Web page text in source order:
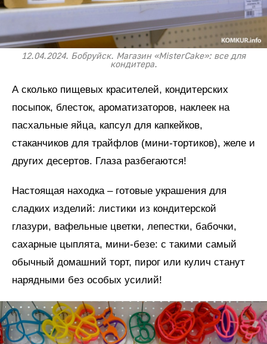
12.04.2024. Бобруйск. Магазин «MisterCake»: все для
кондитера.
А сколько пищевых красителей, кондитерских
посыпок, блесток, ароматизаторов, наклеек на
пасхальные яйца, капсул для капкейков,
стаканчиков для трайфлов (мини-тортиков), желе и
других десертов. Глаза разбегаются!
Настоящая находка – готовые украшения для
сладких изделий: листики из кондитерской
глазури, вафельные цветки, лепестки, бабочки,
сахарные цыплята, мини-безе: с такими самый
обычный домашний торт, пирог или кулич станут
нарядными без особых усилий!